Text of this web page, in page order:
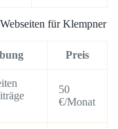
für Klempner
Preis
50
€/Monat